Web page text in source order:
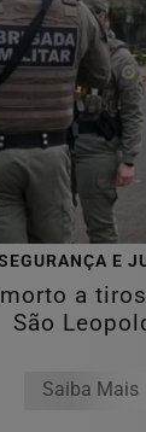
E
a
São
Saiba Mais